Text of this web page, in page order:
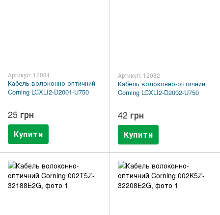
Артикул: 12081
Кабель волоконно-оптичний
Corning LCXLI2-D2001-U750
25 грн
Купити
Артикул: 12082
Кабель волоконно-оптичний
Corning LCXLI2-D2002-U750
42 грн
Купити